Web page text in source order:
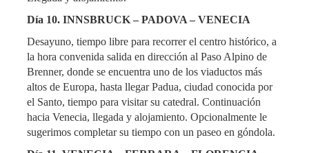
Día 10. INNSBRUCK – PADOVA – VENECIA
Desayuno, tiempo libre para recorrer el centro histórico, a
la hora convenida salida en dirección al Paso Alpino de
Brenner, donde se encuentra uno de los viaductos más
altos de Europa, hasta llegar Padua, ciudad conocida por
el Santo, tiempo para visitar su catedral. Continuación
hacia Venecia, llegada y alojamiento. Opcionalmente le
sugerimos completar su tiempo con un paseo en góndola.